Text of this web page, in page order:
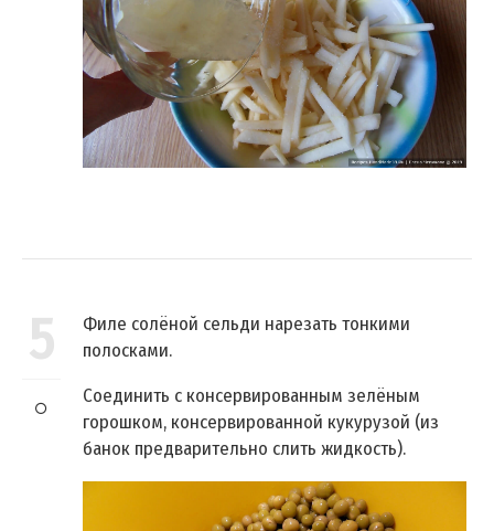
5
Филе солёной сельди нарезать тонкими
полосками.
Соединить с консервированным зелёным
горошком, консервированной кукурузой (из
банок предварительно слить жидкость).